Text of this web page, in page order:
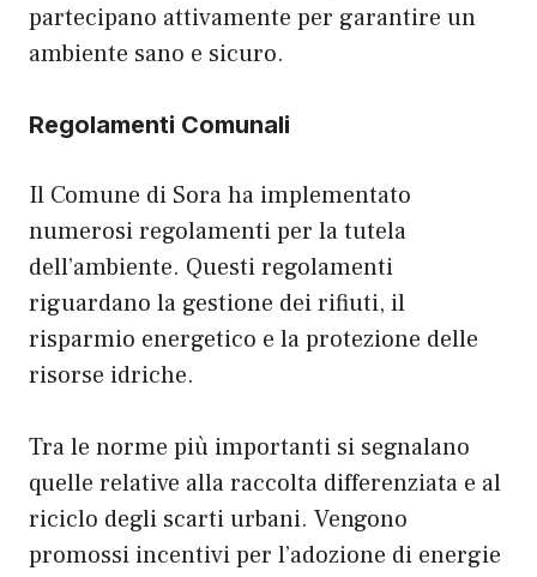
partecipano attivamente per garantire un
ambiente sano e sicuro.
Regolamenti Comunali
Il Comune di Sora ha implementato
numerosi regolamenti per la tutela
dell’ambiente. Questi regolamenti
riguardano la gestione dei rifiuti, il
risparmio energetico e la protezione delle
risorse idriche.
Tra le norme più importanti si segnalano
quelle relative alla raccolta differenziata e al
riciclo degli scarti urbani. Vengono
promossi incentivi per l’adozione di energie